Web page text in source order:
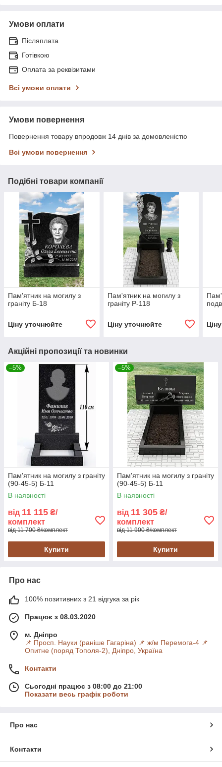
Умови оплати
Післяплата
Готівкою
Оплата за реквізитами
Всі умови оплати
Умови повернення
Повернення товару впродовж 14 днів за домовленістю
Всі умови повернення
Подібні товари компанії
Пам'ятник на могилу з
граніту Б-18
Ціну уточнюйте
Пам'ятник на могилу з
граніту Р-118
Ціну уточнюйте
Акційні пропозиції та новинки
–5%
Пам'ятник на могилу з граніту
(90-45-5) Б-11
В наявності
від 11 115 ₴/
комплект
від 11 700 ₴/комплект
Купити
–5%
Пам'ятник на могилу з граніту
(90-45-5) Б-11
В наявності
від 11 305 ₴/
комплект
від 11 900 ₴/комплект
Купити
Про нас
100% позитивних з 21 відгука за рік
Працює з 08.03.2020
м. Дніпро
📌 Просп. Науки (раніше Гагаріна) 📌 ж/м Перемога-4 📌
Опитне (поряд Тополя-2), Дніпро, Україна
Контакти
Сьогодні працює з 08:00 до 21:00
Показати весь графік роботи
Про нас
Контакти